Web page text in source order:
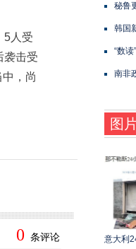
人受
袭击受
，尚
秘鲁
韩国
“数
南非
图
意大利